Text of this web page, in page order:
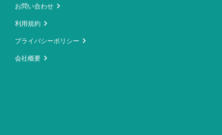
お問い合わせ
利用規約
プライバシーポリシー
会社概要